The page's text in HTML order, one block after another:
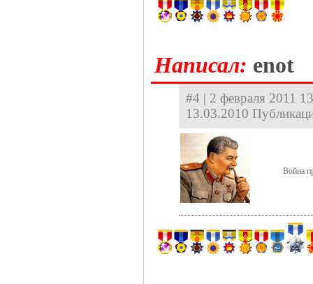
Hаписал: enot
#4 | 2 февраля 2011
13.03.2010
Война